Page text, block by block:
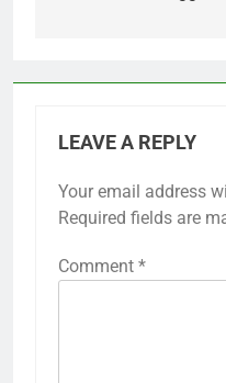
LEAVE A REPLY
Your email address
Required fields are
Comment *